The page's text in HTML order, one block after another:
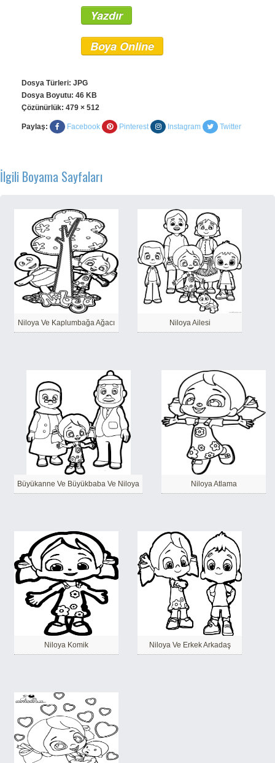
Yazdır
Boya Online
Dosya Türleri: JPG
Dosya Boyutu: 46 KB
Çözünürlük: 479 × 512
Paylaş: Facebook Pinterest Instagram Twitter
İlgili Boyama Sayfaları
Niloya Ve Kaplumbağa Ağacı Niloya Ailesi
Büyükanne Ve Büyükbaba Ve Niloya Niloya Atlama
Niloya Komik Niloya Ve Erkek Arkadaş